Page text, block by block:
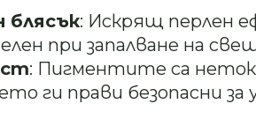
блясък: Искрящ перлен
при запалване на
: Пигментите са
ги прави безопасни